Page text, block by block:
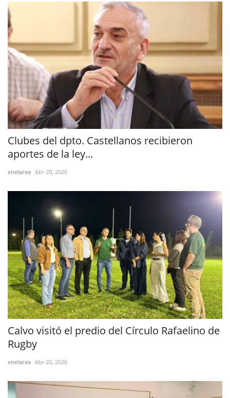
Clubes del dpto. Castellanos recibieron
aportes de la ley...
enelarea Abr 20, 2026
Calvo visitó el predio del Círculo Rafaelino de
Rugby
enelarea Abr 20, 2026